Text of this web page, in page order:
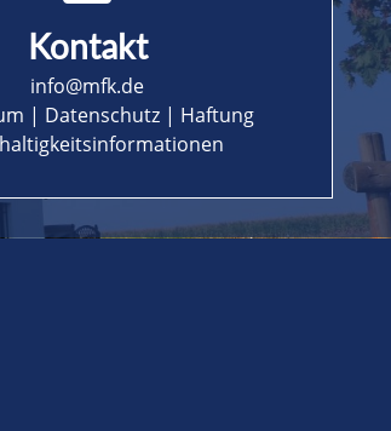
Kontakt
info@mfk.de
| Datenschutz | Haftung